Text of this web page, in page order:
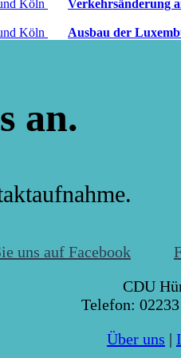
Verkehrsänderung
Ausbau der
an.
uns auf Facebook
CDU
Telefon:
Über uns |